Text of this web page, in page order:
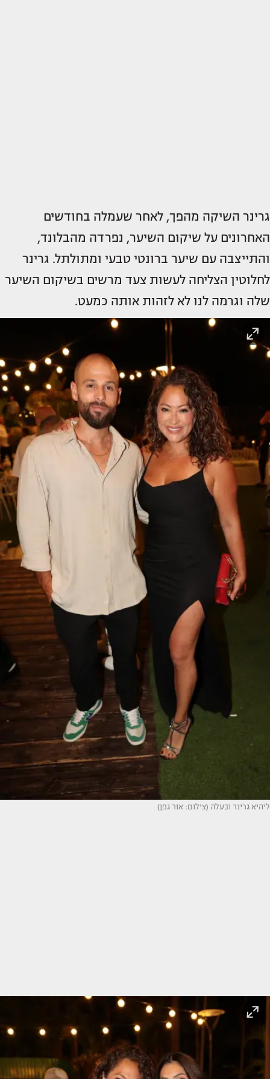
גרינר השיקה מהפך, לאחר שעמלה בחודשים
האחרונים על שיקום השיער, נפרדה מהבלונד,
והתייצבה עם שיער ברונטי טבעי ומתולתל. גרינר
לחלוטין הצליחה לעשות צעד מרשים בשיקום השיער
שלה וגרמה לנו לא לזהות אותה כמעט.
ליהיא גרינר ובעלה (צילום: אור גפן)